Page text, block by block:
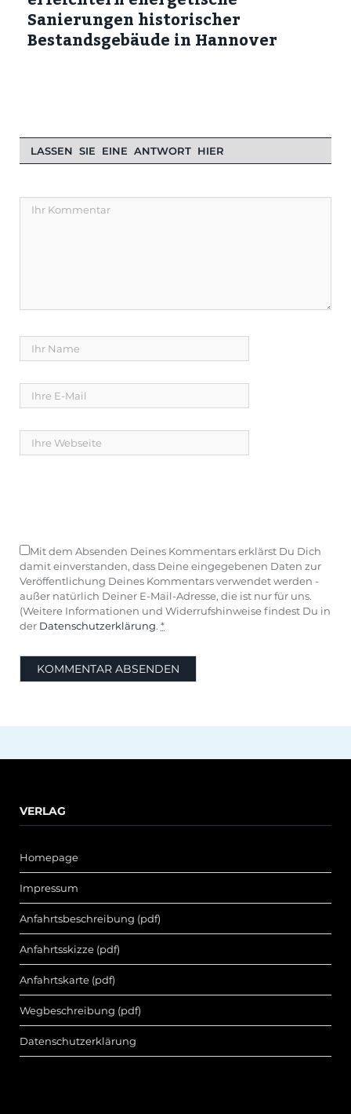
Sanierungen historischer
Bestandsgebäude in Hannover
LASSEN SIE EINE ANTWORT HIER
Mit dem Absenden Deines Kommentars erklärst Du Dich
damit einverstanden, dass Deine eingegebenen Daten zur
Veröffentlichung Deines Kommentars verwendet werden -
außer natürlich Deiner E-Mail-Adresse, die ist nur für uns.
(Weitere Informationen und Widerrufshinweise findest Du in
der Datenschutzerklärung. *
VERLAG
Homepage
Impressum
Anfahrtsbeschreibung (pdf)
Anfahrtsskizze (pdf)
Anfahrtskarte (pdf)
Wegbeschreibung (pdf)
Datenschutzerklärung